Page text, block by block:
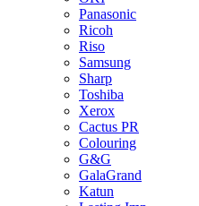
Panasonic
Ricoh
Riso
Samsung
Sharp
Toshiba
Xerox
Cactus PR
Colouring
G&G
GalaGrand
Katun